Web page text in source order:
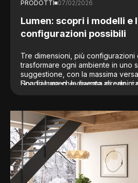
PRODOTTI 07/02/2026
Lumen: scopri i modelli e
configurazioni possibili
Tre dimensioni, più configurazioni
trasformare ogni ambiente in uno
suggestione, con la massima
Una fiamma che diventa arredo,
Scopri Lumen, la gamma di